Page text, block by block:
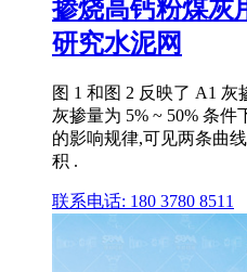
掺烧高钙粉煤灰
研究水泥网
图 1 和图 2 反映了 A1 灰
灰掺量为 5% ~ 50% 条
的影响规律,可见两条曲
积 .
联系电话: 180 3780 8511